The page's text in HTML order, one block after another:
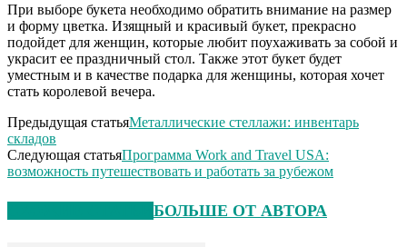
При выборе букета необходимо обратить внимание на размер
и форму цветка. Изящный и красивый букет, прекрасно
подойдет для женщин, которые любит поухаживать за собой и
украсит ее праздничный стол. Также этот букет будет
уместным и в качестве подарка для женщины, которая хочет
стать королевой вечера.
Предыдущая статьяМеталлические стеллажи: инвентарь
складов
Следующая статьяПрограмма Work and Travel USA:
возможность путешествовать и работать за рубежом
БОЛЬШЕ ОТ АВТОРА